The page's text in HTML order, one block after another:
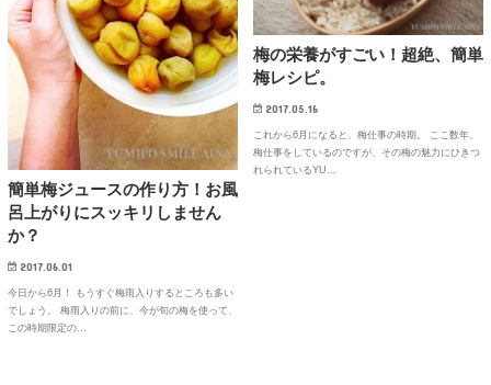
簡単梅ジュースの作り方！お風
呂上がりにスッキリしません
か？
2017.06.01
今日から6月！ もうすぐ梅雨入りするところも多い
でしょう。 梅雨入りの前に、今が旬の梅を使って、
この時期限定の…
梅の栄養がすごい！超絶、簡単
梅レシピ。
2017.05.16
これから6月になると、梅仕事の時期。 ここ数年、
梅仕事をしているのですが、その梅の魅力にひきつ
れられているYU…